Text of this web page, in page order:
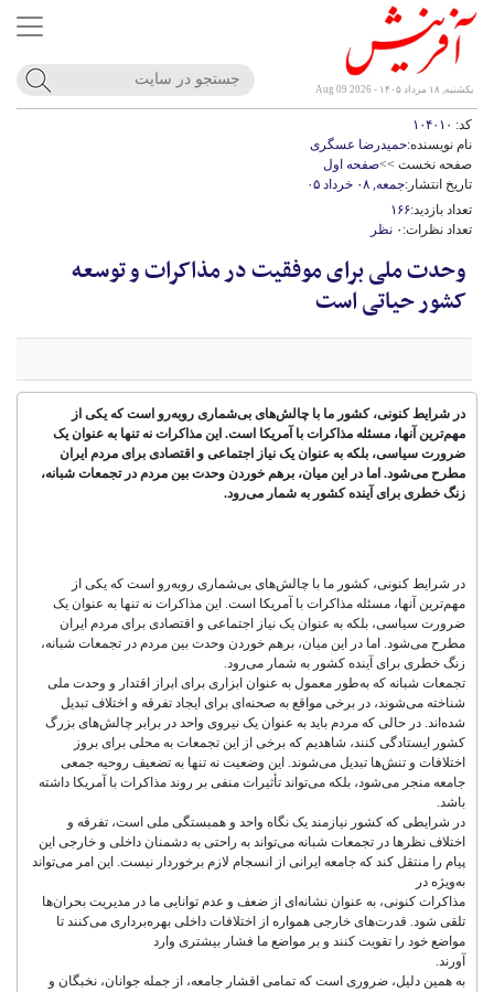
یکشنبه, ۱۸ مرداد ۱۴۰۵ - Aug 09 2026
کد:
نام نویسنده:حمیدرضا عسگری
صفحه نخست >>صفحه اول
تاریخ انتشار:جمعه, ۰۸ خرداد ۰۵
تعداد بازدید:۱۶۶
تعداد نظرات: ۰ نظر
وحدت ملی برای موفقیت در مذاکرات و توسعه
کشور حیاتی است
در شرایط کنونی، کشور ما با چالش‌های بی‌شماری روبه‌رو است که یکی از
مهم‌ترین آنها، مسئله مذاکرات با آمریکا است. این مذاکرات نه تنها به عنوان یک
ضرورت سیاسی، بلکه به عنوان یک نیاز اجتماعی و اقتصادی برای مردم ایران
مطرح می‌شود. اما در این میان، برهم خوردن وحدت بین مردم در تجمعات شبانه،
زنگ خطری برای آینده کشور به شمار می‌رود.
در شرایط کنونی، کشور ما با چالش‌های بی‌شماری روبه‌رو است که یکی از
مهم‌ترین آنها، مسئله مذاکرات با آمریکا است. این مذاکرات نه تنها به عنوان یک
ضرورت سیاسی، بلکه به عنوان یک نیاز اجتماعی و اقتصادی برای مردم ایران
مطرح می‌شود. اما در این میان، برهم خوردن وحدت بین مردم در تجمعات شبانه،
زنگ خطری برای آینده کشور به شمار می‌رود.
تجمعات شبانه که به‌طور معمول به عنوان ابزاری برای ابراز اقتدار و وحدت ملی
شناخته می‌شوند، در برخی مواقع به صحنه‌ای برای ایجاد تفرقه و اختلاف تبدیل
شده‌اند. در حالی که مردم باید به عنوان یک نیروی واحد در برابر چالش‌های بزرگ
کشور ایستادگی کنند، شاهدیم که برخی از این تجمعات به محلی برای بروز
اختلافات و تنش‌ها تبدیل می‌شوند. این وضعیت نه تنها به تضعیف روحیه جمعی
جامعه منجر می‌شود، بلکه می‌تواند تأثیرات منفی بر روند مذاکرات با آمریکا داشته
باشد.
در شرایطی که کشور نیازمند یک نگاه واحد و همبستگی ملی است، تفرقه و
اختلاف نظرها در تجمعات شبانه می‌تواند به راحتی به دشمنان داخلی و خارجی این
پیام را منتقل کند که جامعه ایرانی از انسجام لازم برخوردار نیست. این امر می‌تواند
به‌ویژه در
مذاکرات کنونی، به عنوان نشانه‌ای از ضعف و عدم توانایی ما در مدیریت بحران‌ها
تلقی شود. قدرت‌های خارجی همواره از اختلافات داخلی بهره‌برداری می‌کنند تا
مواضع خود را تقویت کنند و بر مواضع ما فشار بیشتری وارد
آورند.
به همین دلیل، ضروری است که تمامی اقشار جامعه، از جمله جوانان، نخبگان و